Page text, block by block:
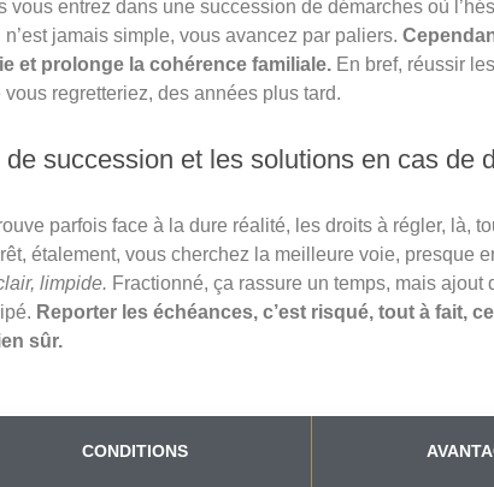
vous entrez dans une succession de démarches où
jamais simple, vous avancez par paliers.
et prolonge la cohérence familiale. En bref, réussir
regretteriez, des années plus tard.
succession et les solutions en cas de
parfois face à la dure réalité, les droits à régler, là,
étalement, vous cherchez la meilleure voie, presque
limpide. Fractionné, ça rassure un temps, mais ajout
Reporter les échéances, c’est risqué, tout à fait,
sûr.
CONDITIONS